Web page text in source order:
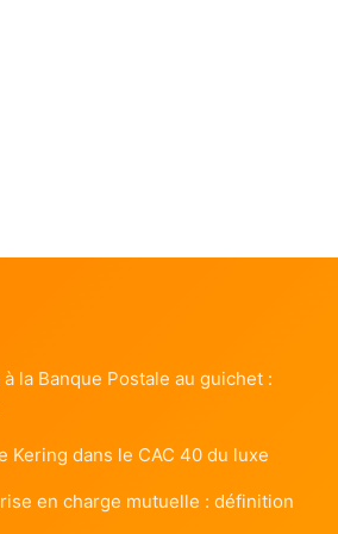
la Banque Postale au guichet :
Kering dans le CAC 40 du luxe
en charge mutuelle : définition